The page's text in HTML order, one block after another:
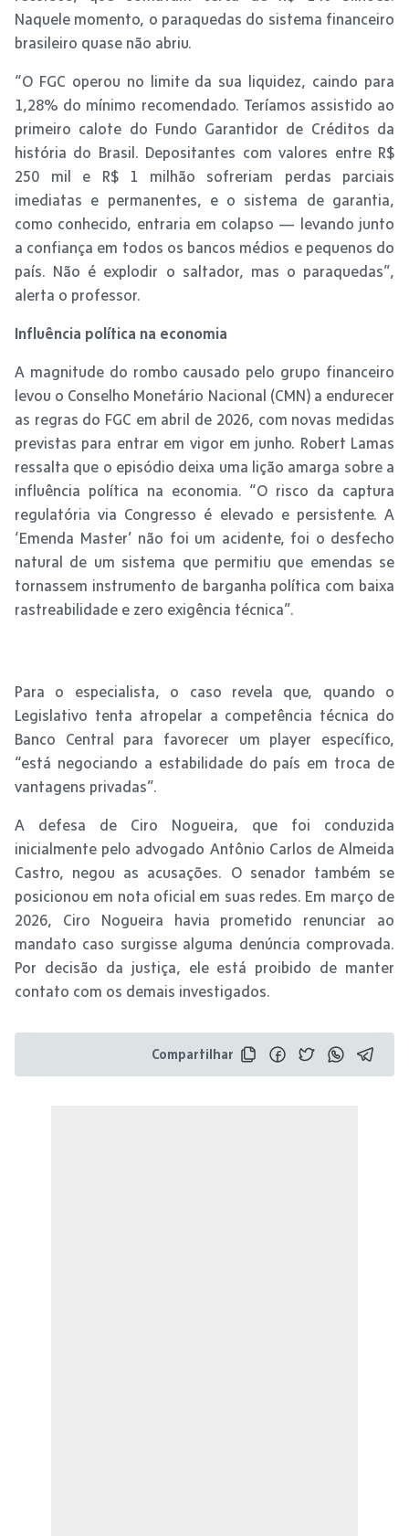
Naquele momento, o paraquedas do sistema financeiro
brasileiro quase não abriu.
“O FGC operou no limite da sua liquidez, caindo para
1,28% do mínimo recomendado. Teríamos assistido ao
primeiro calote do Fundo Garantidor de Créditos da
história do Brasil. Depositantes com valores entre R$
250 mil e R$ 1 milhão sofreriam perdas parciais
imediatas e permanentes, e o sistema de garantia,
como conhecido, entraria em colapso — levando junto
a confiança em todos os bancos médios e pequenos do
país. Não é explodir o saltador, mas o paraquedas”,
alerta o professor.
Influência política na economia
A magnitude do rombo causado pelo grupo financeiro
levou o Conselho Monetário Nacional (CMN) a endurecer
as regras do FGC em abril de 2026, com novas medidas
previstas para entrar em vigor em junho. Robert Lamas
ressalta que o episódio deixa uma lição amarga sobre a
influência política na economia. “O risco da captura
regulatória via Congresso é elevado e persistente. A
‘Emenda Master’ não foi um acidente, foi o desfecho
natural de um sistema que permitiu que emendas se
tornassem instrumento de barganha política com baixa
rastreabilidade e zero exigência técnica”.
Para o especialista, o caso revela que, quando o
Legislativo tenta atropelar a competência técnica do
Banco Central para favorecer um player específico,
“está negociando a estabilidade do país em troca de
vantagens privadas”.
A defesa de Ciro Nogueira, que foi conduzida
inicialmente pelo advogado Antônio Carlos de Almeida
Castro, negou as acusações. O senador também se
posicionou em nota oficial em suas redes. Em março de
2026, Ciro Nogueira havia prometido renunciar ao
mandato caso surgisse alguma denúncia comprovada.
Por decisão da justiça, ele está proibido de manter
contato com os demais investigados.
Compartilhar